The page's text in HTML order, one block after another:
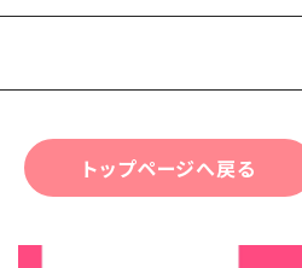
トップページへ戻る